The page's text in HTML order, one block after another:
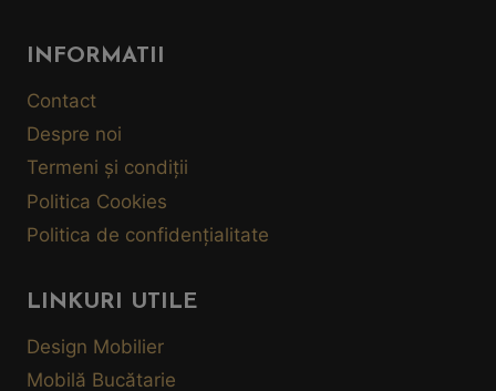
INFORMATII
Contact
Despre noi
Termeni și condiții
Politica Cookies
Politica de confidențialitate
LINKURI UTILE
Design Mobilier
Mobilă Bucătarie